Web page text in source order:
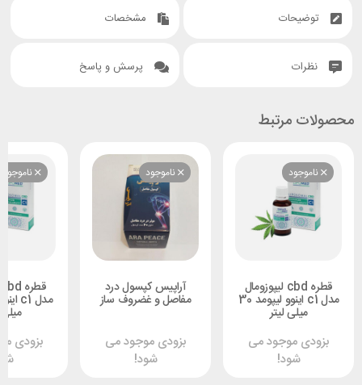
توضیحات مشخصات
نظرات پرسش و پاسخ
محصولات مرتبط
ناموجود
قطره cbd لیپوزومال
مدل c1 اینوو لیپومد 30
میلی لیتر
بزودی موجود می
شود!
ناموجود
آراپیس کپسول درد
مفاصل و غضروف ساز
بزودی موجود می
شود!
ناموجود
میلی
بزودی